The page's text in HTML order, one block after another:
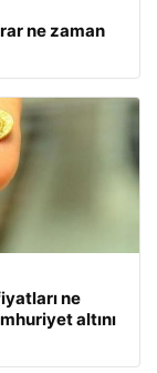
ne zaman
ne
altını